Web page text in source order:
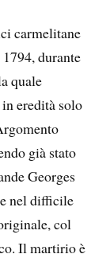
carmelitane
durante
quale
eredità solo
già stato
Georges
nel difficile
col
Il martirio è